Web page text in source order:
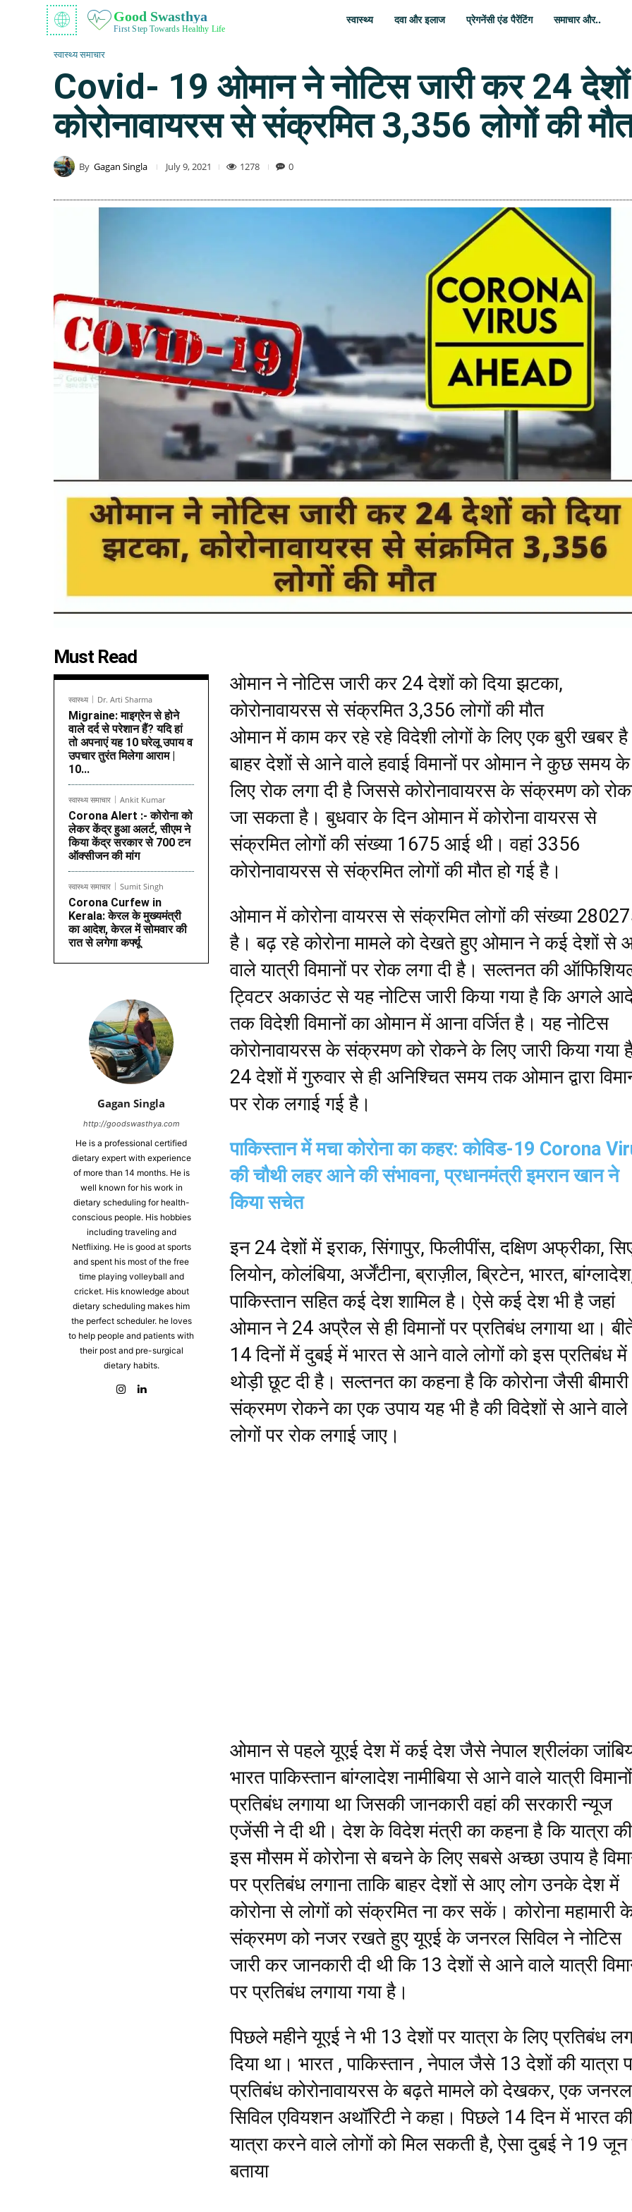
Good Swasthya
First Step Towards Healthy Life
स्वास्थ्य दवा और इलाज प्रेगनेंसी एंड पैरेंटिंग समाचार और..
स्वास्थ्य समाचार
Covid- 19 ओमान ने नोटिस जारी कर 24 देशों
कोरोनावायरस से संक्रमित 3,356 लोगों की
By Gagan Singla July 9, 2021 1278 0
Must Read
स्वास्थ्य Dr. Arti Sharma
Migraine: माइग्रेन से होने
वाले दर्द से परेशान हैं? यदि हां
तो अपनाएं यह 10 घरेलू उपाय व
उपचार तुरंत मिलेगा आराम |
10...
स्वास्थ्य समाचार Ankit Kumar
Corona Alert :- कोरोना को
लेकर केंद्र हुआ अलर्ट, सीएम ने
किया केंद्र सरकार से 700 टन
ऑक्सीजन की मांग
स्वास्थ्य समाचार Sumit Singh
Corona Curfew in
Kerala: केरल के मुख्यमंत्री
का आदेश, केरल में सोमवार की
रात से लगेगा कर्फ्यू
Gagan Singla
http://goodswasthya.com
He is a professional certified
dietary expert with experience
of more than 14 months. He is
well known for his work in
dietary scheduling for health-
conscious people. His hobbies
including traveling and
Netflixing. He is good at sports
and spent his most of the free
time playing volleyball and
cricket. His knowledge about
dietary scheduling makes him
the perfect scheduler. he loves
to help people and patients with
their post and pre-surgical
dietary habits.
ओमान ने नोटिस जारी कर 24 देशों को दिया झटका,
कोरोनावायरस से संक्रमित 3,356 लोगों की मौत
ओमान में काम कर रहे रहे विदेशी लोगों के लिए एक बुरी खबर
बाहर देशों से आने वाले हवाई विमानों पर ओमान ने कुछ समय के
लिए रोक लगा दी है जिससे कोरोनावायरस के संक्रमण को
जा सकता है। बुधवार के दिन ओमान में कोरोना वायरस से
संक्रमित लोगों की संख्या 1675 आई थी। वहां 3356
कोरोनावायरस से संक्रमित लोगों की मौत हो गई है।
ओमान में कोरोना वायरस से संक्रमित लोगों की संख्या
है। बढ़ रहे कोरोना मामले को देखते हुए ओमान ने कई देशों से
वाले यात्री विमानों पर रोक लगा दी है। सल्तनत की
ट्विटर अकाउंट से यह नोटिस जारी किया गया है कि अगले
तक विदेशी विमानों का ओमान में आना वर्जित है। यह नोटिस
कोरोनावायरस के संक्रमण को रोकने के लिए जारी किया गया
24 देशों में गुरुवार से ही अनिश्चित समय तक ओमान द्वारा
पर रोक लगाई गई है।
पाकिस्तान में मचा कोरोना का कहर: कोविड-19 Corona
की चौथी लहर आने की संभावना, प्रधानमंत्री इमरान खान ने
किया सचेत
इन 24 देशों में इराक, सिंगापुर, फिलीपींस, दक्षिण अफ्रीका,
लियोन, कोलंबिया, अर्जेंटीना, ब्राज़ील, ब्रिटेन, भारत,
पाकिस्तान सहित कई देश शामिल है। ऐसे कई देश भी है जहां
ओमान ने 24 अप्रैल से ही विमानों पर प्रतिबंध लगाया था।
14 दिनों में दुबई में भारत से आने वाले लोगों को इस प्रतिबंध में
थोड़ी छूट दी है। सल्तनत का कहना है कि कोरोना जैसी
संक्रमण रोकने का एक उपाय यह भी है की विदेशों से आने वाले
लोगों पर रोक लगाई जाए।
ओमान से पहले यूएई देश में कई देश जैसे नेपाल श्रीलंका
भारत पाकिस्तान बांग्लादेश नामीबिया से आने वाले यात्री
प्रतिबंध लगाया था जिसकी जानकारी वहां की सरकारी न्यूज
एजेंसी ने दी थी। देश के विदेश मंत्री का कहना है कि यात्रा की
इस मौसम में कोरोना से बचने के लिए सबसे अच्छा उपाय है
पर प्रतिबंध लगाना ताकि बाहर देशों से आए लोग उनके देश में
कोरोना से लोगों को संक्रमित ना कर सकें। कोरोना महामारी
संक्रमण को नजर रखते हुए यूएई के जनरल सिविल ने नोटिस
जारी कर जानकारी दी थी कि 13 देशों से आने वाले यात्री
पर प्रतिबंध लगाया गया है।
पिछले महीने यूएई ने भी 13 देशों पर यात्रा के लिए प्रतिबंध
दिया था। भारत , पाकिस्तान , नेपाल जैसे 13 देशों की यात्रा
प्रतिबंध कोरोनावायरस के बढ़ते मामले को देखकर, एक जनरल
सिविल एवियशन अथॉरिटी ने कहा। पिछले 14 दिन में भारत की
यात्रा करने वाले लोगों को मिल सकती है, ऐसा दुबई ने 19 जून
बताया